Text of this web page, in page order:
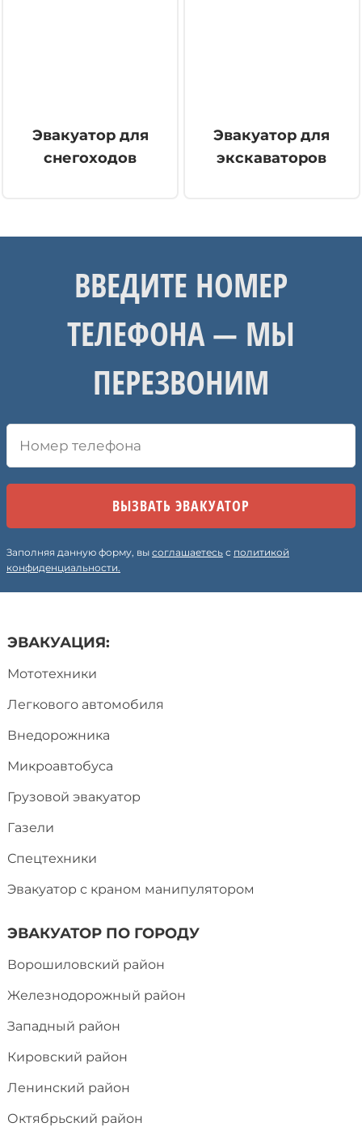
Эвакуатор для
снегоходов
Эвакуатор для
экскаваторов
ВВЕДИТЕ НОМЕР
ТЕЛЕФОНА — МЫ
ПЕРЕЗВОНИМ
Заполняя данную форму, вы соглашаетесь с политикой
конфиденциальности.
ЭВАКУАЦИЯ:
Мототехники
Легкового автомобиля
Внедорожника
Микроавтобуса
Грузовой эвакуатор
Газели
Спецтехники
Эвакуатор с краном манипулятором
ЭВАКУАТОР ПО ГОРОДУ
Ворошиловский район
Железнодорожный район
Западный район
Кировский район
Ленинский район
Октябрьский район